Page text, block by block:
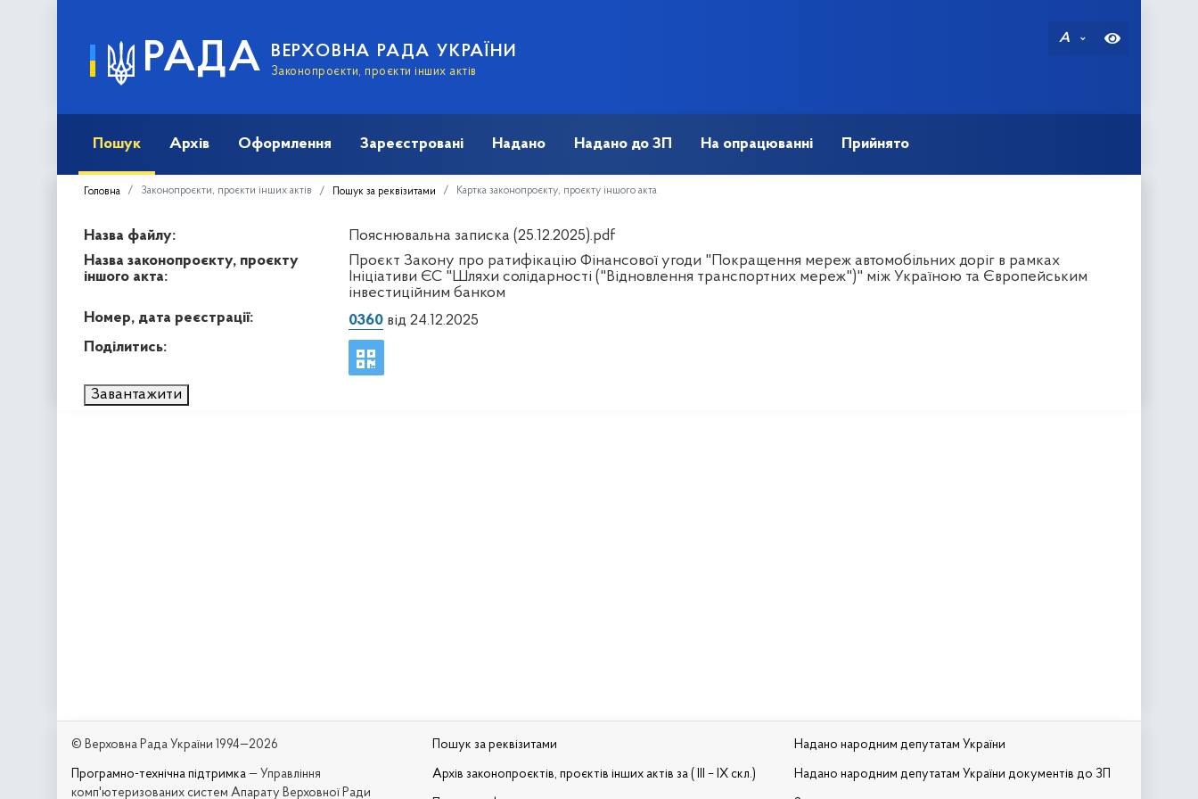
РАДА ВЕРХОВНА РАДА УКРАЇНИ
Законопроєкти, проєкти інших актів
A
Пошук Архів Оформлення Зареєстровані Надано Надано до ЗП На опрацюванні Прийнято
Головна Законопроєкти, проєкти інших актів Пошук за реквізитами Картка законопроєкту, проєкту іншого акта
Назва файлу:
Пояснювальна записка (25.12.2025).pdf
Назва законопроєкту, проєкту
іншого акта:
Проєкт Закону про ратифікацію Фінансової угоди "Покращення мереж автомобільних доріг в рамках
Ініціативи ЄС "Шляхи солідарності ("Відновлення транспортних мереж")" між Україною та Європейським
інвестиційним банком
Номер, дата реєстрації:
0360від 24.12.2025
Поділитись:
Завантажити
© Верховна Рада України 1994—2026
Програмно-технічна підтримка — Управління
комп'ютеризованих систем Апарату Верховної Ради
Пошук за реквізитами
Архів законопроєктів, проєктів інших актів за ( III – IX скл.)
Надано народним депутатам України
Надано народним депутатам України документів до ЗП